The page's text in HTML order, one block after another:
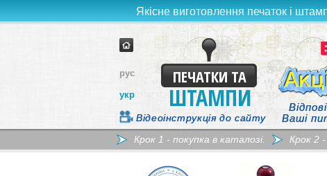
Якісне виготовлення печаток і
ПЕЧАТКИ ТА
ШТАМПИ
Ваші
Відеоінструкція до сайту
рус
укр
Крок 1 - покупка в каталозі. Крок 2